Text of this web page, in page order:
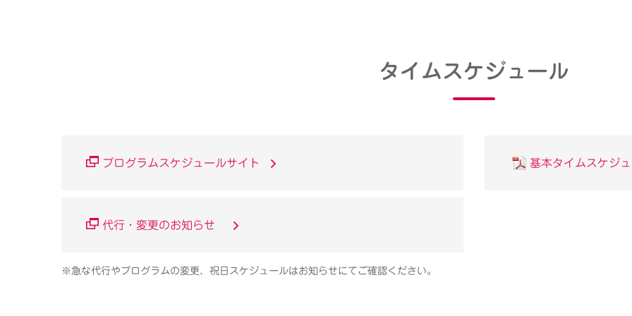
タイムスケジュール
プログラムスケジュールサイト 基本タイムスケジ
代行・変更のお知らせ
※急な代行やプログラムの変更、祝日スケジュールはお知らせにてご確認ください。